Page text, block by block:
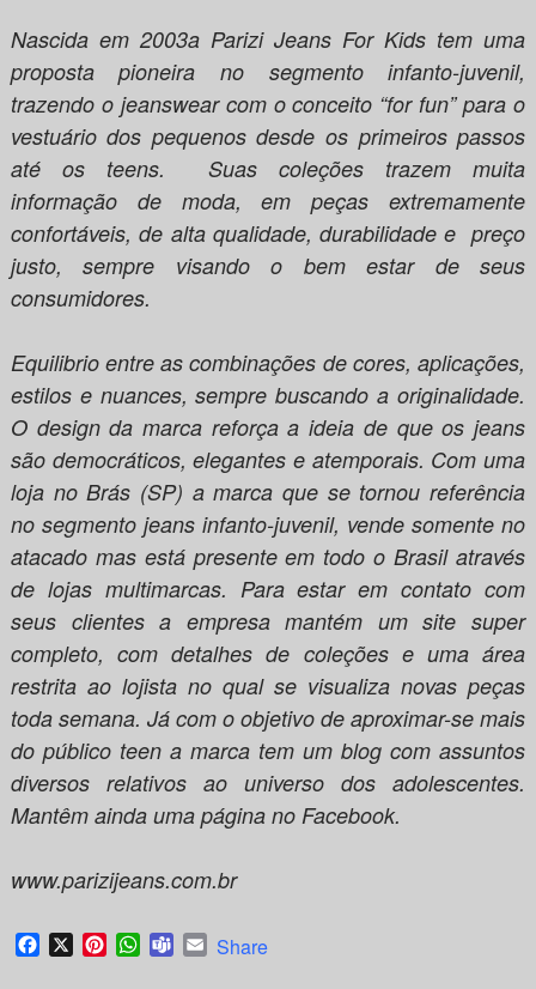
Nascida em 2003a Parizi Jeans For Kids tem uma
proposta pioneira no segmento infanto-juvenil,
trazendo o jeanswear com o conceito “for fun” para o
vestuário dos pequenos desde os primeiros passos
até os teens. Suas coleções trazem muita
informação de moda, em peças extremamente
confortáveis, de alta qualidade, durabilidade e preço
justo, sempre visando o bem estar de seus
consumidores.
Equilibrio entre as combinações de cores, aplicações,
estilos e nuances, sempre buscando a originalidade.
O design da marca reforça a ideia de que os jeans
são democráticos, elegantes e atemporais. Com uma
loja no Brás (SP) a marca que se tornou referência
no segmento jeans infanto-juvenil, vende somente no
atacado mas está presente em todo o Brasil através
de lojas multimarcas. Para estar em contato com
seus clientes a empresa mantém um site super
completo, com detalhes de coleções e uma área
restrita ao lojista no qual se visualiza novas peças
toda semana. Já com o objetivo de aproximar-se mais
do público teen a marca tem um blog com assuntos
diversos relativos ao universo dos adolescentes.
Mantêm ainda uma página no Facebook.
www.parizijeans.com.br
Facebook
X PinterestWhatsApp
TeamsEmail
Share